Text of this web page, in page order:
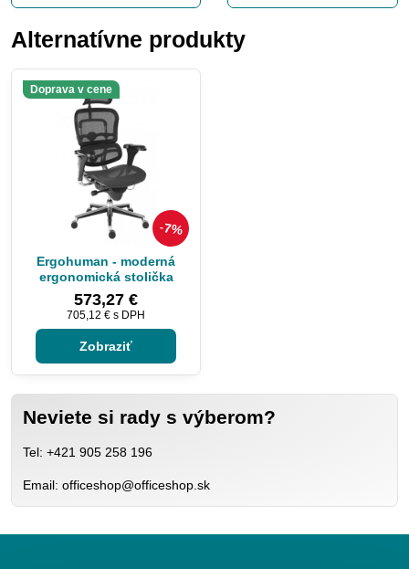
Alternatívne produkty
7%
Doprava v cene
Ergohuman - moderná
ergonomická stolička
573,27 €
705,12 € s DPH
Zobraziť
Neviete si rady s výberom?
Tel: +421 905 258 196
Email: officeshop@officeshop.sk